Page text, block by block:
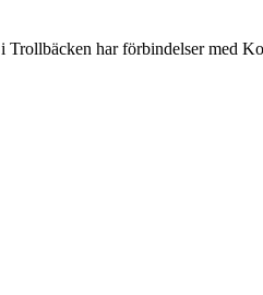
i Trollbäcken har förbindelser med